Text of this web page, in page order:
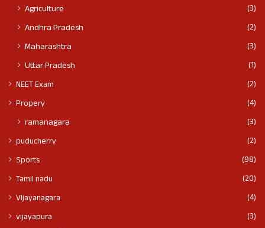
Agriculture
(3)
Andhra Pradesh
(2)
Maharashtra
(3)
Uttar Pradesh
(1)
NEET Exam
(2)
Propery
(4)
ramanagara (3)
puducherry
(2)
Sports
(98)
Tamil nadu
(20)
VIjayanagara
(4)
vijayapura
(3)